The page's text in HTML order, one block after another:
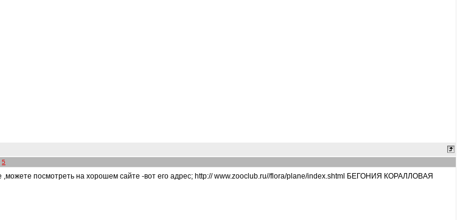
5
,можете посмотреть на хорошем сайте -вот его адрес; http:// www.zooclub.ru//flora/plane/index.shtml БЕГОНИЯ КОРАЛЛОВАЯ